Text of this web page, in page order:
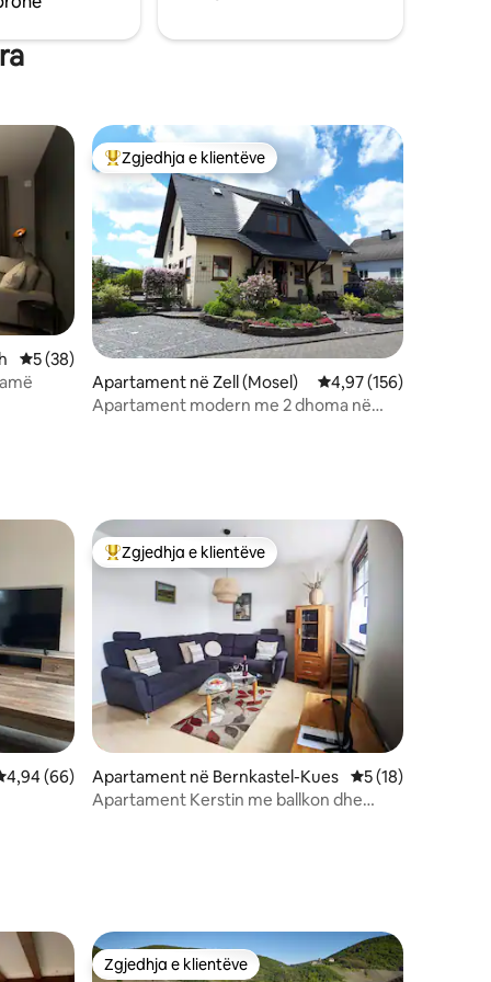
Vlerësimi mesatar 5 nga 5, 38 vlerësime
5 (38)
Më të mirat e zgjedhjeve të klientëve
Zgjedhja e klientëve
Apartament në Zell (Mosel) Vlerësimi mesatar
4,97 (156)
Apartament modern me 2 dhoma në
mesatar 4,94 nga 5, 66 vlerësime
4,94 (66)
Më të mirat e zgjedhjeve të klientëve
Zgjedhja e klientëve
Apartament në Bernkastel-Kues Vlerësimi mesatar
5 (18)
Apartament Kerstin me ballkon dhe
Zgjedhja e klientëve
Zgjedhja e klientëve